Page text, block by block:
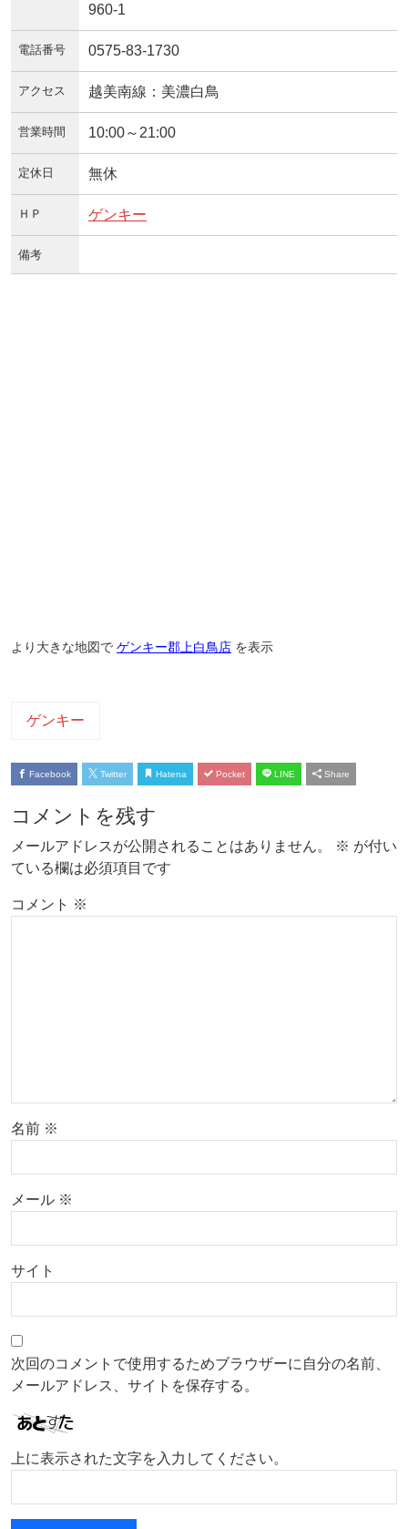
960-1
電話番号 0575-83-1730
アクセス 越美南線：美濃白鳥
営業時間 10:00～21:00
定休日 無休
ＨＰ ゲンキー
備考
より大きな地図で ゲンキー郡上白鳥店 を表示
ゲンキー
Facebook Twitter Hatena Pocket LINE Share
コメントを残す
メールアドレスが公開されることはありません。 ※ が付い
ている欄は必須項目です
コメント ※
名前 ※
メール ※
サイト
次回のコメントで使用するためブラウザーに自分の名前、
メールアドレス、サイトを保存する。
上に表示された文字を入力してください。